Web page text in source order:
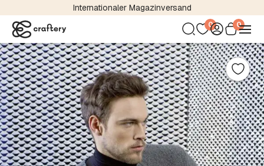
Internationaler Magazinversand
0 0